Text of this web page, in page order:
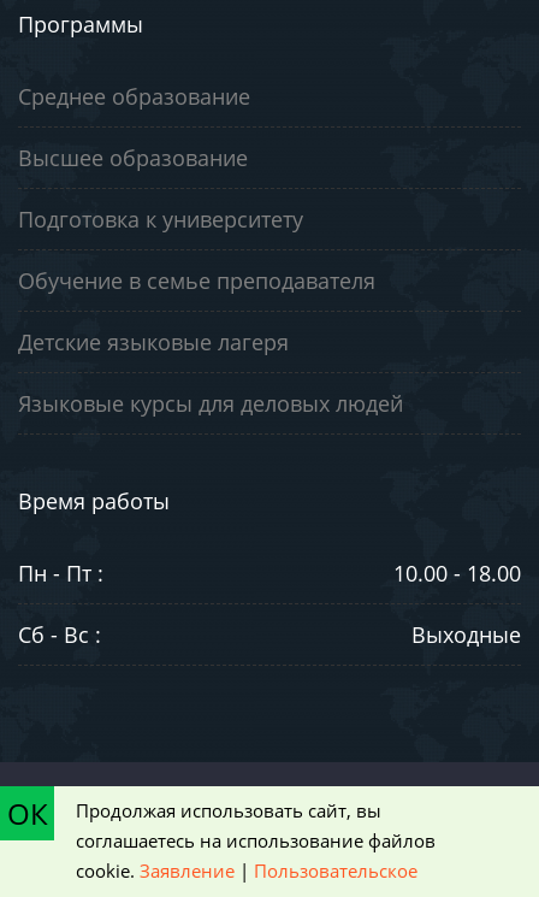
Программы
Среднее образование
Высшее образование
Подготовка к университету
Обучение в семье преподавателя
Детские языковые лагеря
Языковые курсы для деловых людей
Время работы
Пн - Пт : 10.00 - 18.00
Сб - Вс : Выходные
ознакомительный характер и не является публичной офертой,
определяемой положениями статьи 437 Гражданского кодекса РФ
|
Пользовательское соглашение
ОК
Продолжая использовать сайт, вы
соглашаетесь на использование файлов
cookie. Заявление | Пользовательское